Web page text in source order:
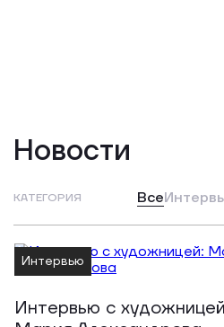
Новости
КАТЕГОРИЯ Все
Интервью
Интервью с